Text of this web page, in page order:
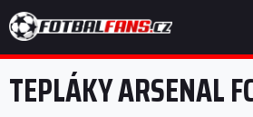
na
obsah
TEPLÁKY ARSENAL